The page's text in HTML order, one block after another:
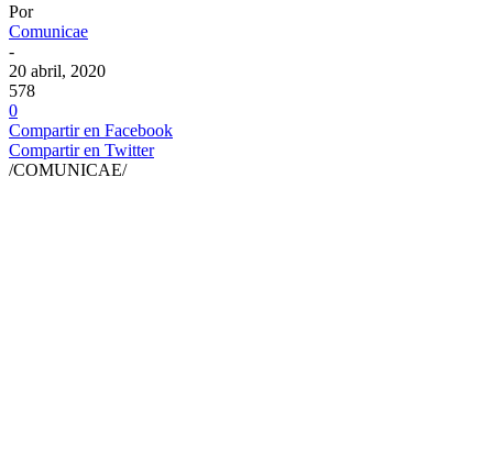
Por
Comunicae
-
20 abril, 2020
578
0
Compartir en Facebook
Compartir en Twitter
/COMUNICAE/